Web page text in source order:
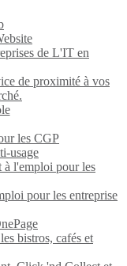
de L'IT en
de proximité à vos
les CGP
usage
à l'emploi pour les
pour les entreprise
bistros, cafés et